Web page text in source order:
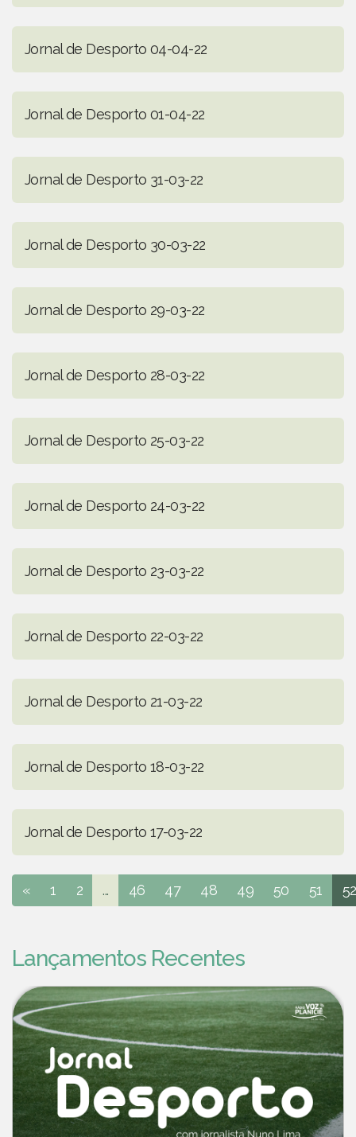
Jornal de Desporto 04-04-22
Jornal de Desporto 01-04-22
Jornal de Desporto 31-03-22
Jornal de Desporto 30-03-22
Jornal de Desporto 29-03-22
Jornal de Desporto 28-03-22
Jornal de Desporto 25-03-22
Jornal de Desporto 24-03-22
Jornal de Desporto 23-03-22
Jornal de Desporto 22-03-22
Jornal de Desporto 21-03-22
Jornal de Desporto 18-03-22
Jornal de Desporto 17-03-22
« 1 2 ... 46 47 48 49 50 51 52
Lançamentos Recentes